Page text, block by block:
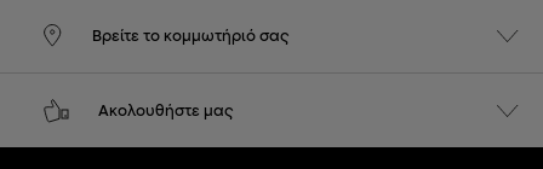
Βρείτε το κομμωτήριό σας
Ακολουθήστε μας